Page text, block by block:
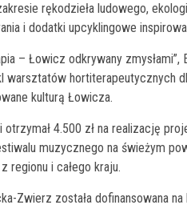
rękodzieła ludowego,
i dodatki upcyklingowe
– Łowicz odkrywany
warsztatów
kulturą Łowicza.
otrzymał 4.500 zł na realizację
muzycznego na świeżym
regionu i całego kraju.
Zwierz została dofinansowana